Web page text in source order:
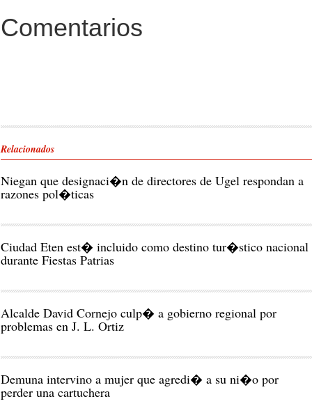
Comentarios
Relacionados
Niegan que designaci�n de directores de Ugel respondan a
razones pol�ticas
Ciudad Eten est� incluido como destino tur�stico nacional
durante Fiestas Patrias
Alcalde David Cornejo culp� a gobierno regional por
problemas en J. L. Ortiz
Demuna intervino a mujer que agredi� a su ni�o por
perder una cartuchera